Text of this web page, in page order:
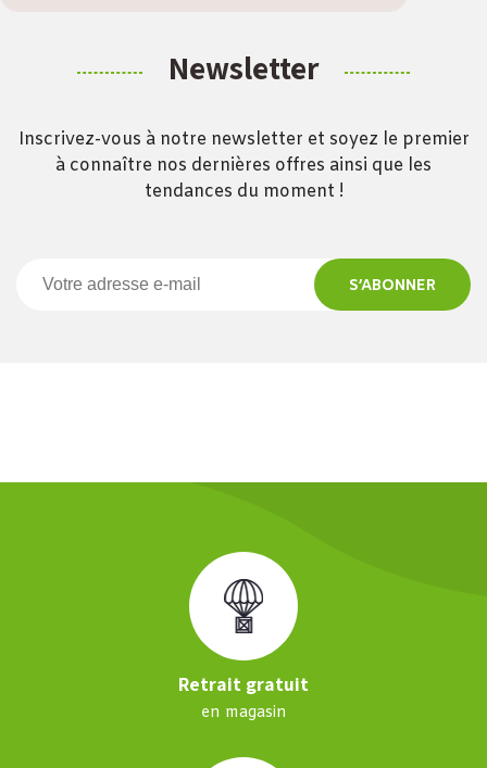
Newsletter
Inscrivez-vous à notre newsletter et soyez le premier
à connaître nos dernières offres ainsi que les
tendances du moment !
S’ABONNER
Retrait gratuit
en magasin